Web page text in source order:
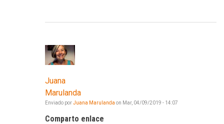
Juana
Marulanda
Enviado porJuana Marulanda on Mar, 04/09/2019 - 14:07
Comparto enlace